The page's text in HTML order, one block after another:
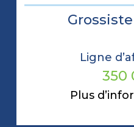
Ligne
350
Plus